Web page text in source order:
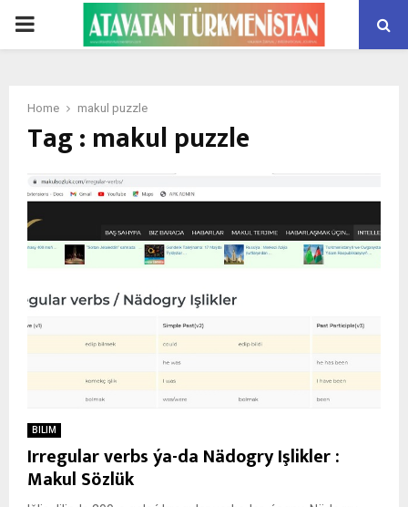
PRIMARY
Home makul puzzle
Tag : makul puzzle
BILIM
Irregular verbs ýa-da Nädogry Işlikler :
Makul Sözlük